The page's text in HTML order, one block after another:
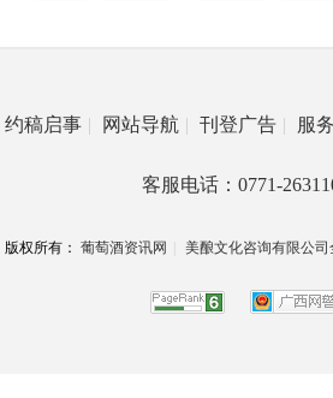
约稿启事 | 网站导航 | 刊登广告 | 服
客服电话：0771-
版权所有： 葡萄酒资讯网 美酿文化咨询有限公司